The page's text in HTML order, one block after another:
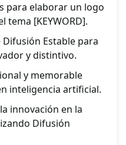
para elaborar un logo
tema [KEYWORD].
Estable para
y distintivo.
y memorable
inteligencia artificial.
innovación en la
Difusión